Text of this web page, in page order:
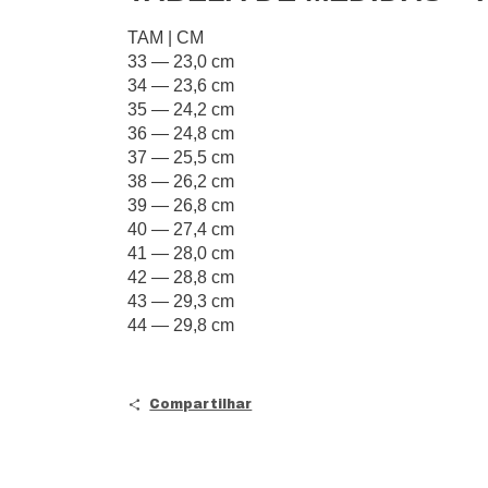
TAM | CM
33 — 23,0 cm
34 — 23,6 cm
35 — 24,2 cm
36 — 24,8 cm
37 — 25,5 cm
38 — 26,2 cm
39 — 26,8 cm
40 — 27,4 cm
41 — 28,0 cm
42 — 28,8 cm
43 — 29,3 cm
44 — 29,8 cm
Compartilhar